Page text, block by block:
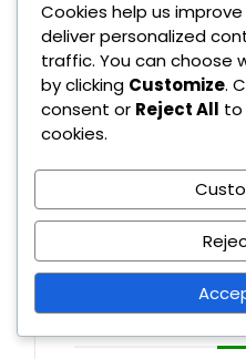
Cookies help us
deliver personalized
traffic. You can choose
by clicking Customize.
consent or Reject All to
cookies.